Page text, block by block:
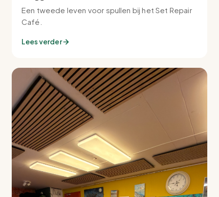
Een tweede leven voor spullen bij het Set Repair
Café.
Lees verder